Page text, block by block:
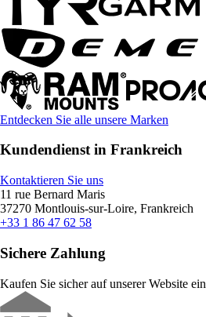
Entdecken Sie alle unsere Marken
Kundendienst in Frankreich
Kontaktieren Sie uns
11 rue Bernard Maris
37270 Montlouis-sur-Loire, Frankreich
+33 1 86 47 62 58
Sichere Zahlung
Kaufen Sie sicher auf unserer Website ein